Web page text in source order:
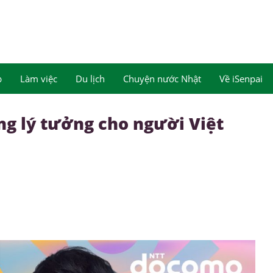
Làm việc Du lịch Chuyện nước Nhật Về iSenpai
lý tưởng cho người Việt